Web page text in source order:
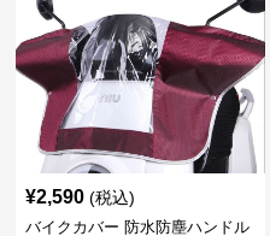
¥2,590 (税込)
バイクカバー 防水防塵ハンドル